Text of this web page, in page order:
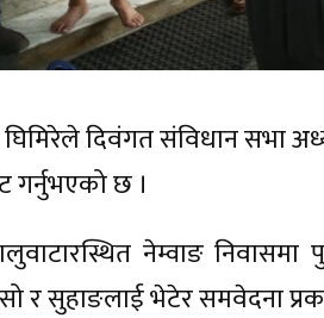
दिवंगत संविधान सभा
गर्नुभएको छ ।
नेम्वाङ
र सुहाङलाई भेटेर समवेदना